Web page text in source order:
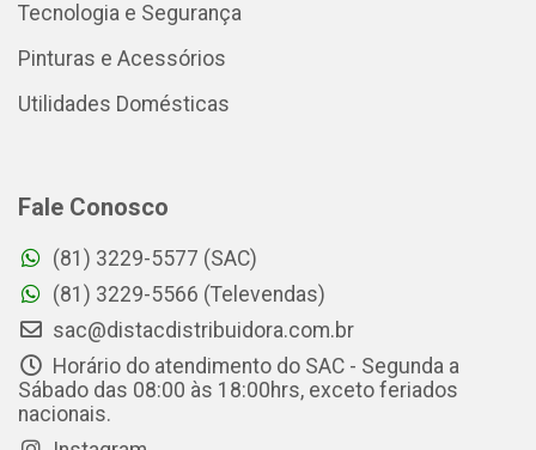
Tecnologia e Segurança
Pinturas e Acessórios
Utilidades Domésticas
Fale Conosco
(81) 3229-5577 (SAC)
(81) 3229-5566 (Televendas)
sac@distacdistribuidora.com.br
Horário do atendimento do SAC - Segunda a
Sábado das 08:00 às 18:00hrs, exceto feriados
nacionais.